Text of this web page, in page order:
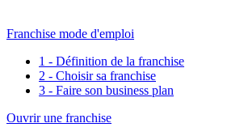
Franchise mode d'emploi
1 - Définition de la franchise
2 - Choisir sa franchise
3 - Faire son business plan
Ouvrir une franchise